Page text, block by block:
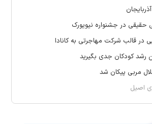
حقیقی در جشنواره نیویورک
در قالب شرکت مهاجرتی به کانادا
رشد کودکان جدی بگیرید
مربی پیکان شد
اصیل